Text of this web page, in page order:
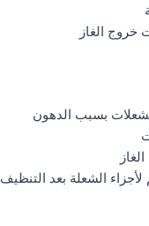
الغاز
بسبب الدهون
الشعلة بعد التنظيف